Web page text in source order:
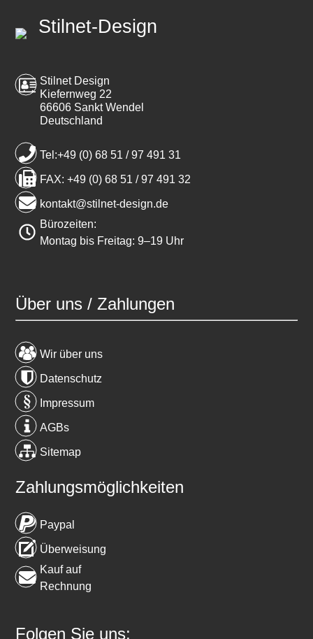
Stilnet-Design
Stilnet Design
Kiefernweg 22
66606 Sankt Wendel
Deutschland
Tel:+49 (0) 68 51 / 97 491 31
FAX: +49 (0) 68 51 / 97 491 32
kontakt@stilnet-design.de
Bürozeiten:
Montag bis Freitag: 9–19 Uhr
Über uns / Zahlungen
Wir über uns
Datenschutz
Impressum
AGBs
Sitemap
Zahlungsmöglichkeiten
Paypal
Überweisung
Kauf auf
Rechnung
Folgen Sie uns: